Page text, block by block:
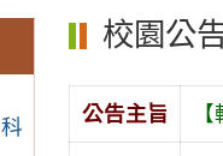
校園公
公告主旨